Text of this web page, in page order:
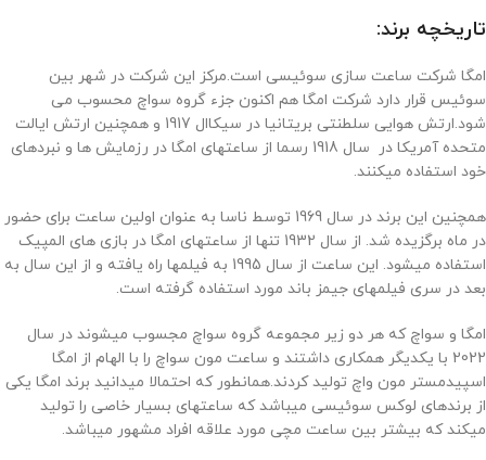
تاریخچه برند:
امگا شرکت ساعت سازی سوئیسی است.مرکز این شرکت در شهر بین
سوئیس قرار دارد شرکت امگا هم اکنون جزء گروه سواچ محسوب می
شود.ارتش هوایی سلطنتی بریتانیا در سیکاال 1917 و همچنین ارتش ایالت
متحده آمریکا در سال 1918 رسما از ساعتهای امگا در رزمایش ها و نبردهای
خود استفاده میکنند.
همچنین این برند در سال 1969 توسط ناسا به عنوان اولین ساعت برای حضور
در ماه برگزیده شد. از سال 1932 تنها از ساعتهای امگا در بازی های المپیک
استفاده میشود. این ساعت از سال 1995 به فیلمها راه یافته و از این سال به
بعد در سری فیلمهای جیمز باند مورد استفاده گرفته است.
امگا و سواچ که هر دو زیر مجموعه گروه سواچ مجسوب میشوند در سال
2022 با یکدیگر همکاری داشتند و ساعت مون سواچ را با الهام از امگا
اسپیدمستر مون واچ تولید کردند.همانطور که احتمالا میدانید برند امگا یکی
از برندهای لوکس سوئیسی میباشد که ساعتهای بسیار خاصی را تولید
میکند که بیشتر بین ساعت مچی مورد علاقه افراد مشهور میباشد.